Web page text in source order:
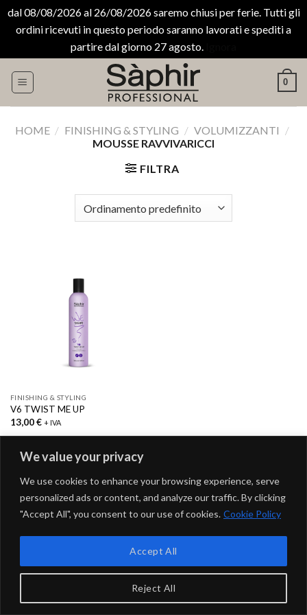
We value your privacy
We use cookies to enhance your browsing experience, serve
personalized ads or content, and analyze our traffic. By clicking
"Accept All", you consent to our use of cookies. Cookie Policy
Reject All
Accept All
dal 08/08/2026 al 26/08/2026 saremo chiusi per ferie. Tutti gli
ordini ricevuti in questo periodo saranno lavorati e spediti a
partire dal giorno 27 agosto.
0
HOME / FINISHING & STYLING / VOLUMIZZANTI /
MOUSSE RAVVIVARICCI
FILTRA
FINISHING & STYLING
V6 TWIST ME UP
13,00€ + IVA
Copyright 2026 ©Saphir Professional- Naico srl | P.IVA
15026241998